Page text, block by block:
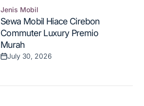
Posted
in
Jenis Mobil
Sewa Mobil Hiace Cirebon
Commuter Luxury Premio
Murah
Post
July 30, 2026